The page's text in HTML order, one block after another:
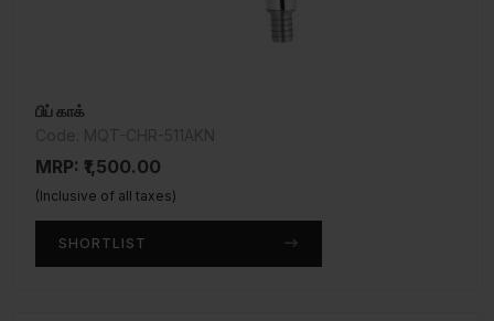
பிப் காக்
MRP: ₹1,500.00
(Inclusive of all taxes)
SHORTLIST